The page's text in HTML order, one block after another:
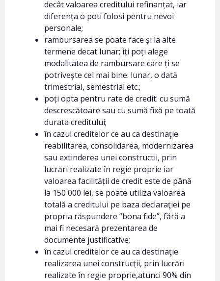
decât valoarea creditului refinanțat, iar
diferența o poti folosi pentru nevoi
personale;
rambursarea se poate face și la alte
termene decat lunar; iți poți alege
modalitatea de rambursare care ți se
potrivește cel mai bine: lunar, o dată
trimestrial, semestrial etc.;
poți opta pentru rate de credit: cu sumă
descrescătoare sau cu sumă fixă pe toată
durata creditului;
în cazul creditelor ce au ca destinaţie
reabilitarea, consolidarea, modernizarea
sau extinderea unei constructii, prin
lucrări realizate în regie proprie iar
valoarea facilității de credit este de până
la 150 000 lei, se poate utiliza valoarea
totală a creditului pe baza declaraţiei pe
propria răspundere “bona fide”, fără a
mai fi necesară prezentarea de
documente justificative;
în cazul creditelor ce au ca destinaţie
realizarea unei construcţii, prin lucrări
realizate în regie proprie,atunci 90% din